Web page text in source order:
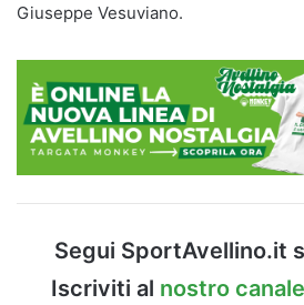
Giuseppe Vesuviano.
Segui SportAvellino.it
Iscriviti al nostro